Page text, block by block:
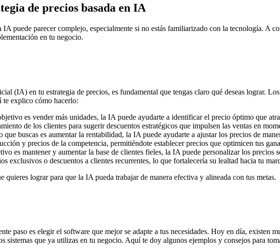
de precios basada en IA
IA puede parecer complejo, especialmente si no estás familiarizado con la tecnología. A
en tu negocio.
(IA) en tu estrategia de precios, es fundamental que tengas claro qué deseas lograr.
explico cómo hacerlo:
es vender más unidades, la IA puede ayudarte a identificar el precio óptimo que
de los clientes para sugerir descuentos estratégicos que impulsen las ventas en
que buscas es aumentar la rentabilidad, la IA puede ayudarte a ajustar los precios de
y precios de la competencia, permitiéndote establecer precios que optimicen tus
es mantener y aumentar la base de clientes fieles, la IA puede personalizar los
exclusivos o descuentos a clientes recurrentes, lo que fortalecería su lealtad hacia tu
quieres lograr para que la IA pueda trabajar de manera efectiva y alineada con tus metas.
paso es elegir el software que mejor se adapte a tus necesidades. Hoy en día, existen
sistemas que ya utilizas en tu negocio. Aquí te doy algunos ejemplos y consejos para